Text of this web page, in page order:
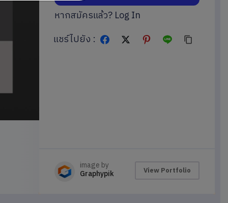
หากสมัครแล้ว? Log In
แชร์ไปยัง :
image by
Graphypik View Portfolio